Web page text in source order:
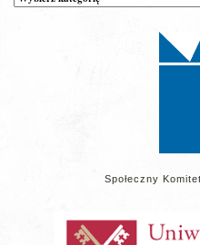
wpisów
Społeczny